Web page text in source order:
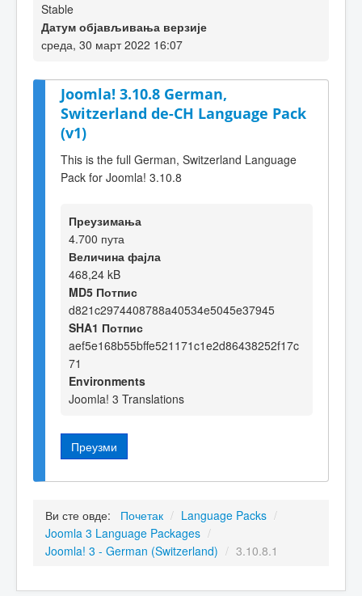
Stable
Датум објављивања верзије
среда, 30 март 2022 16:07
Joomla! 3.10.8 German,
Switzerland de-CH Language Pack
(v1)
This is the full German, Switzerland Language
Pack for Joomla! 3.10.8
Преузимања
4.700 пута
Величина фајла
468,24 kB
MD5 Потпис
d821c2974408788a40534e5045e37945
SHA1 Потпис
aef5e168b55bffe521171c1e2d86438252f17c
71
Environments
Joomla! 3 Translations
Преузми
Ви сте овде: Почетак / Language Packs /
Joomla 3 Language Packages /
Joomla! 3 - German (Switzerland) / 3.10.8.1